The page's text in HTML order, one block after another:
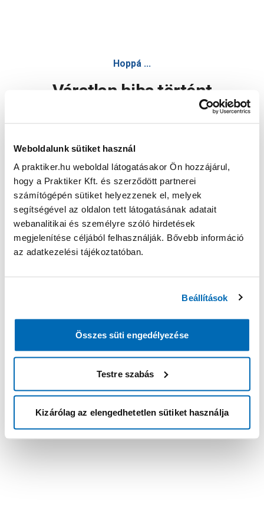
Weboldalunk sütiket használ
A praktiker.hu weboldal látogatásakor Ön hozzájárul,
hogy a Praktiker Kft. és szerződött partnerei
számítógépén sütiket helyezzenek el, melyek
segítségével az oldalon tett látogatásának adatait
webanalitikai és személyre szóló hirdetések
megjelenítése céljából felhasználják. Bővebb információ
az adatkezelési tájékoztatóban.
Beállítások
Összes süti engedélyezése
Testre szabás
Kizárólag az elengedhetetlen sütiket használja
Hoppá ...
Váratlan hiba történt
Oldal újratöltése